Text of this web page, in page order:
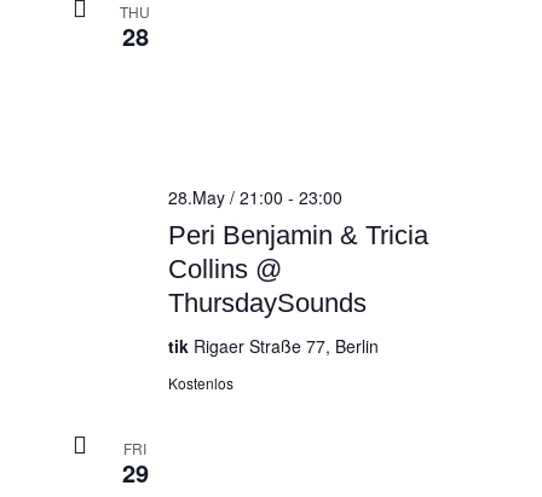
THU
28
Peri Benjamin & Tricia
Collins @
ThursdaySounds
28.May / 21:00 - 23:00
tik Rigaer Straße 77, Berlin
Kostenlos
FRI
29